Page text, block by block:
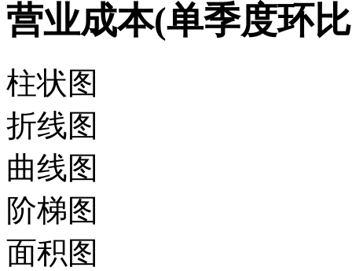
营业成本(单季度环
柱状图
折线图
曲线图
阶梯图
面积图